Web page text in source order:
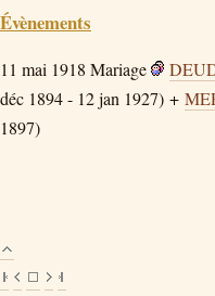
Évènements
11 mai 1918 Mariage
déc 1894 - 12 jan 1927) +
1897)